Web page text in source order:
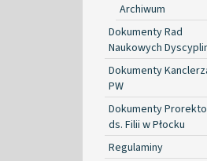
Archiwum
Dokumenty Rad
Naukowych
Dokumenty
PW
Dokumenty
ds. Filii w Płocku
Regulaminy